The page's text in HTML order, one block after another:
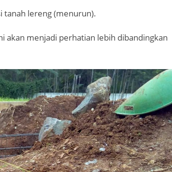
tanah lereng (menurun).
akan menjadi perhatian lebih dibandingkan